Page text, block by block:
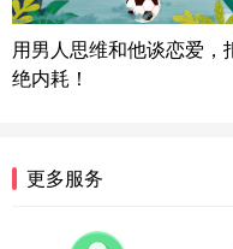
浙江-宁
微信用
用男人思维和他谈恋爱，
绝内耗！
更多服务